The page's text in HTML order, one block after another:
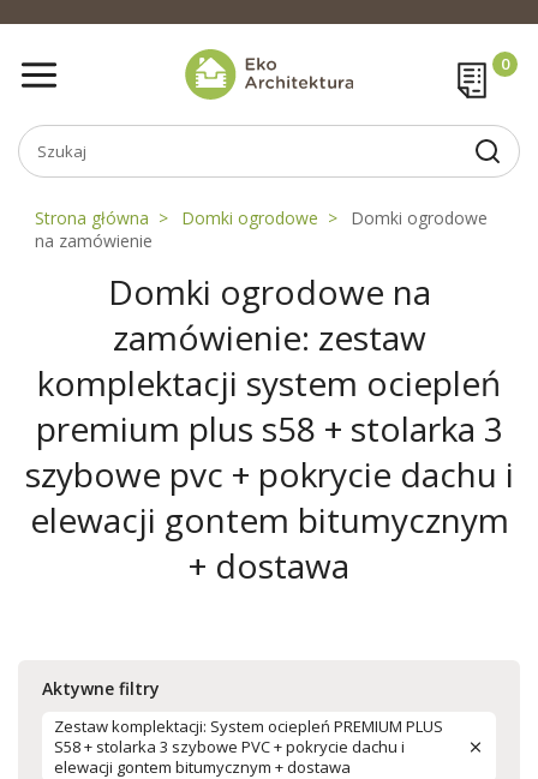
Strona główna Domki ogrodowe
Domki ogrodowe
na zamówienie
Domki ogrodowe na
zamówienie: zestaw
komplektacji system ociepleń
premium plus s58 + stolarka 3
szybowe pvc + pokrycie dachu i
elewacji gontem bitumycznym
+ dostawa
Aktywne filtry
Zestaw komplektacji: System ociepleń PREMIUM PLUS
S58 + stolarka 3 szybowe PVC + pokrycie dachu i
elewacji gontem bitumycznym + dostawa